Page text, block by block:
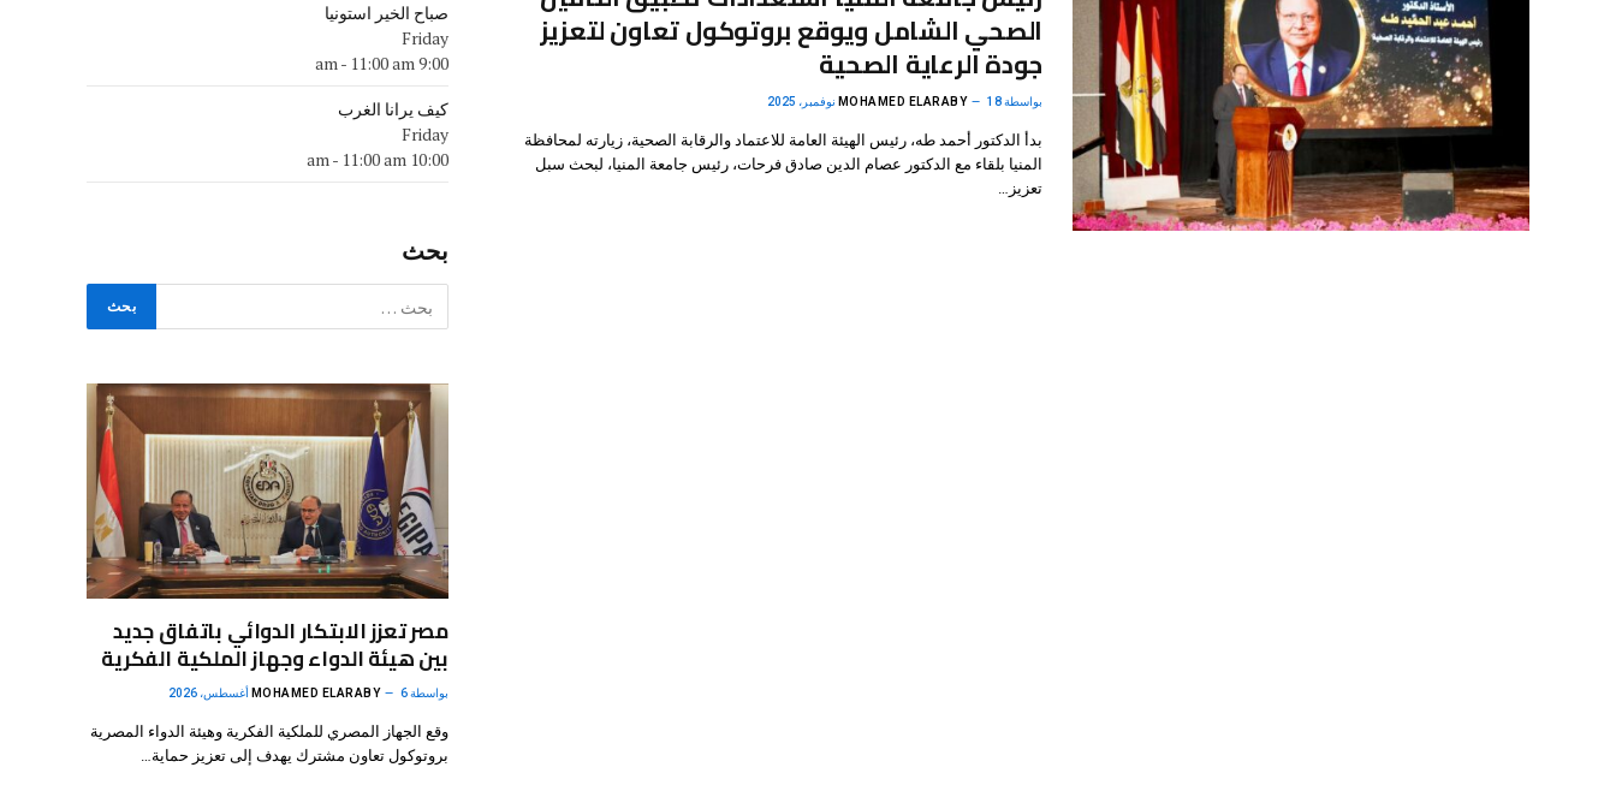
الصحي الشامل ويوقع بروتوكول تعاون لتعزيز
جودة الرعاية الصحية
بواسطة MOHAMED ELARABY 18 نوفمبر، 2025
بدأ الدكتور أحمد طه، رئيس الهيئة العامة للاعتماد والرقابة الصحية، زيارته لمحافظة
المنيا بلقاء مع الدكتور عصام الدين صادق فرحات، رئيس جامعة المنيا، لبحث سبل
تعزيز…
صباح الخير استونيا
Friday
9:00 am
- 11:00 am
كيف يرانا الغرب
Friday
10:00 am
- 11:00 am
بحث
مصر تعزز الابتكار الدوائي باتفاق جديد
بين هيئة الدواء وجهاز الملكية الفكرية
بواسطة MOHAMED ELARABY 6 أغسطس، 2026
وقع الجهاز المصري للملكية الفكرية وهيئة الدواء المصرية
بروتوكول تعاون مشترك يهدف إلى تعزيز حماية…